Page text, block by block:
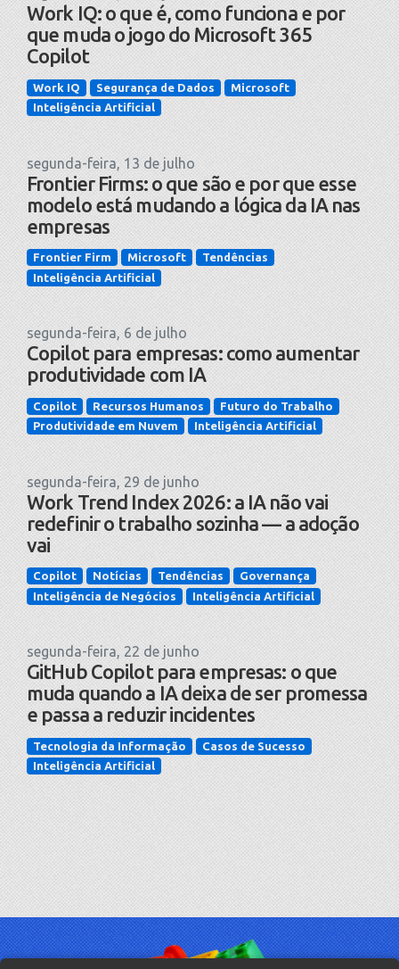
Work IQ: o que é, como funciona e por
que muda o jogo do Microsoft 365
Copilot
Work IQ Segurança de Dados
Microsoft
Inteligência Artificial
segunda-feira, 13 de julho
Frontier Firms: o que são e por que esse
modelo está mudando a lógica da IA nas
empresas
Frontier Firm Microsoft
Tendências
Inteligência Artificial
segunda-feira, 6 de julho
Copilot para empresas: como aumentar
produtividade com IA
Copilot Recursos Humanos
Futuro do Trabalho
Produtividade em Nuvem
Inteligência Artificial
segunda-feira, 29 de junho
Work Trend Index 2026: a IA não vai
redefinir o trabalho sozinha — a adoção
vai
Copilot Notícias Tendências
Governança
Inteligência de Negócios
Inteligência Artificial
segunda-feira, 22 de junho
GitHub Copilot para empresas: o que
muda quando a IA deixa de ser promessa
e passa a reduzir incidentes
Tecnologia da Informação
Casos de Sucesso
Inteligência Artificial